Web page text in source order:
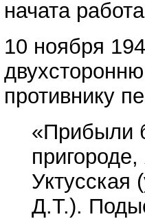
начата
10 ноября
противнику
«Прибыли
Д.Т.).